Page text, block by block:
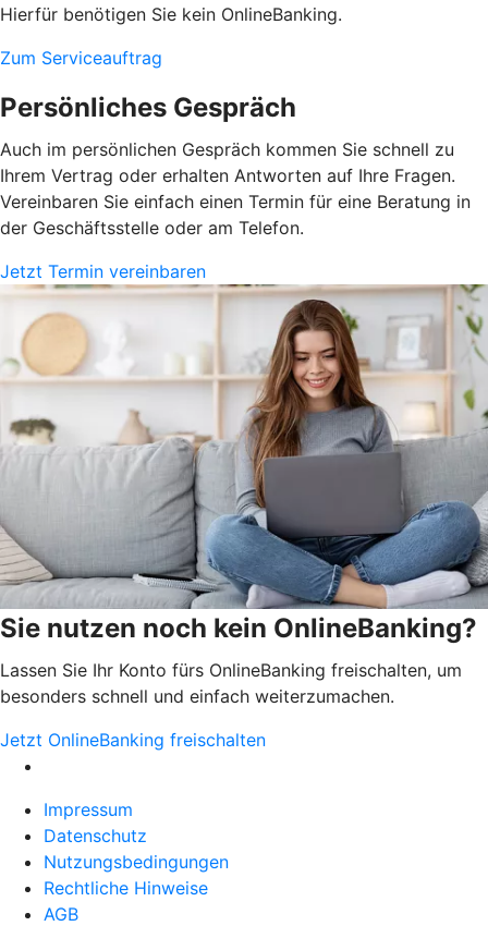
Hierfür benötigen Sie kein OnlineBanking.
Zum Serviceauftrag
Persönliches Gespräch
Auch im persönlichen Gespräch kommen Sie schnell zu
Ihrem Vertrag oder erhalten Antworten auf Ihre Fragen.
Vereinbaren Sie einfach einen Termin für eine Beratung in
der Geschäftsstelle oder am Telefon.
Jetzt Termin vereinbaren
Sie nutzen noch kein OnlineBanking?
Lassen Sie Ihr Konto fürs OnlineBanking freischalten, um
besonders schnell und einfach weiterzumachen.
Jetzt OnlineBanking freischalten
Impressum
Datenschutz
Nutzungsbedingungen
Rechtliche Hinweise
AGB